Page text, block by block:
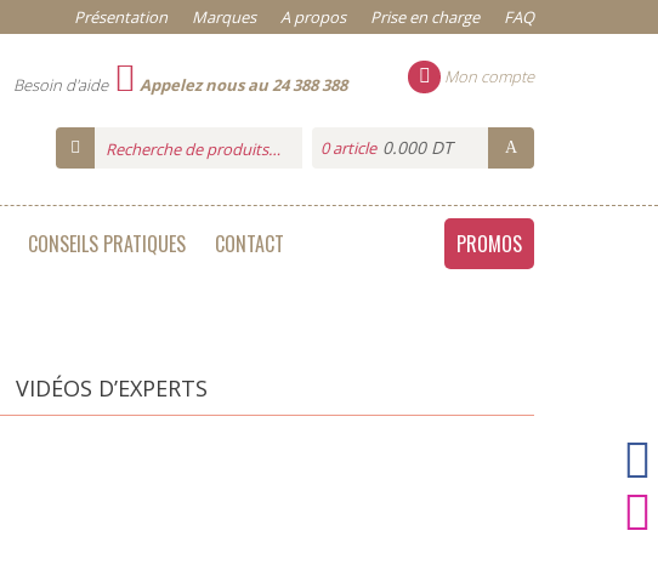
Présentation Marques A propos Prise en charge FAQ
Besoin d'aide Appelez nous au 24 388 388 Mon compte
0 article 0.000 DT
CONSEILS PRATIQUES CONTACT PROMOS
VIDÉOS D’EXPERTS